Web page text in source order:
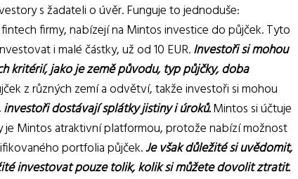
s žadateli o úvěr. Funguje to jednoduše:
firmy, nabízejí na Mintos investice do půjček. Tyto
i malé částky, už od 10 EUR.Investoři si mohou
kritérií, jako je země původu, typ půjčky, doba
z různých zemí a odvětví, takže investoři si mohou
dostávají splátky jistiny i úroků.Mintos si účtuje
Mintos atraktivní platformou, protože nabízí možnost
portfolia půjček.Je však důležité si uvědomit,
investovat pouze tolik, kolik si můžete dovolit ztratit.